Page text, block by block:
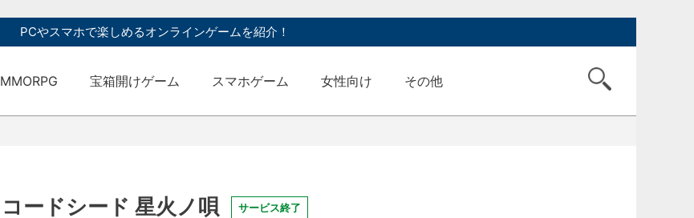
PCやスマホで楽しめるオンラインゲームを紹介！
MMORPG 宝箱開けゲーム スマホゲーム 女性向け その他
コードシード 星火ノ唄 サービス終了